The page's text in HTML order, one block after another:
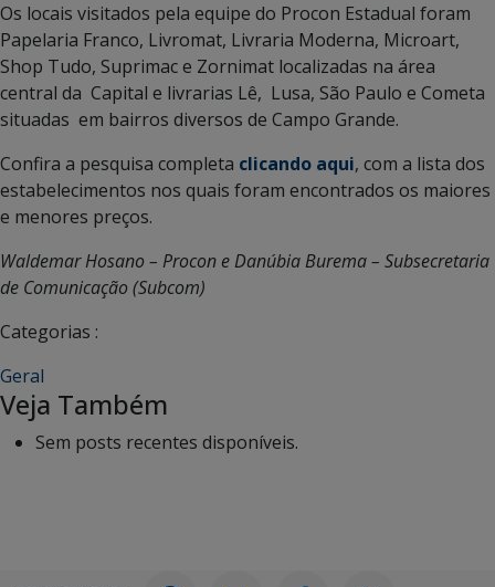
Os locais visitados pela equipe do Procon Estadual foram
Papelaria Franco, Livromat, Livraria Moderna, Microart,
Shop Tudo, Suprimac e Zornimat localizadas na área
central da Capital e livrarias Lê, Lusa, São Paulo e Cometa
situadas em bairros diversos de Campo Grande.
Confira a pesquisa completa clicando aqui, com a lista dos
estabelecimentos nos quais foram encontrados os maiores
e menores preços.
Waldemar Hosano – Procon e Danúbia Burema – Subsecretaria
de Comunicação (Subcom)
Categorias :
Geral
Veja Também
Sem posts recentes disponíveis.